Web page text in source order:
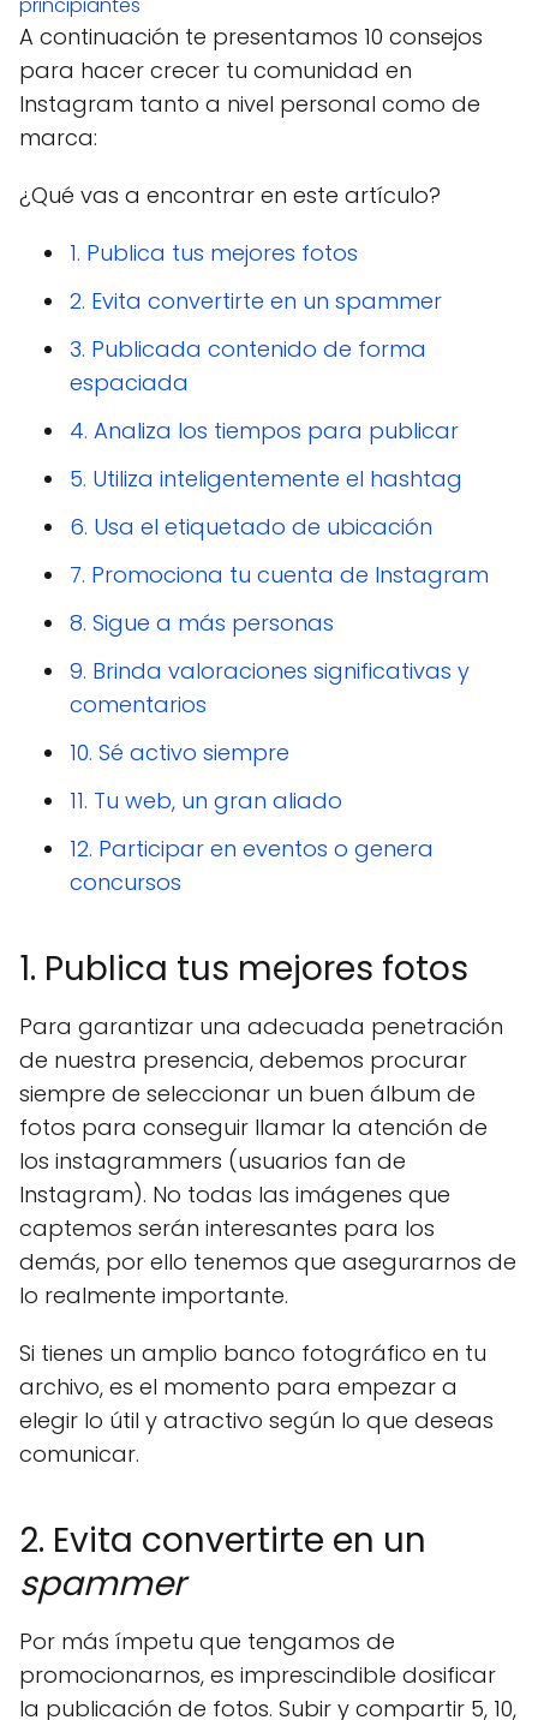
A continuación te presentamos 10 consejos
para hacer crecer tu comunidad en
Instagram tanto a nivel personal como de
marca:
¿Qué vas a encontrar en este artículo?
1. Publica tus mejores fotos
2. Evita convertirte en un spammer
3. Publicada contenido de forma
espaciada
4. Analiza los tiempos para publicar
5. Utiliza inteligentemente el hashtag
6. Usa el etiquetado de ubicación
7. Promociona tu cuenta de Instagram
8. Sigue a más personas
9. Brinda valoraciones significativas y
comentarios
10. Sé activo siempre
11. Tu web, un gran aliado
12. Participar en eventos o genera
concursos
1. Publica tus mejores fotos
Para garantizar una adecuada penetración
de nuestra presencia, debemos procurar
siempre de seleccionar un buen álbum de
fotos para conseguir llamar la atención de
los instagrammers (usuarios fan de
Instagram). No todas las imágenes que
captemos serán interesantes para los
demás, por ello tenemos que asegurarnos de
lo realmente importante.
Si tienes un amplio banco fotográfico en tu
archivo, es el momento para empezar a
elegir lo útil y atractivo según lo que deseas
comunicar.
2. Evita convertirte en un
spammer
Por más ímpetu que tengamos de
promocionarnos, es imprescindible dosificar
la publicación de fotos. Subir y compartir 5, 10,